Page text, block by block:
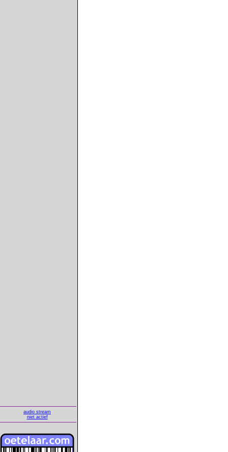
audio stream
niet actief